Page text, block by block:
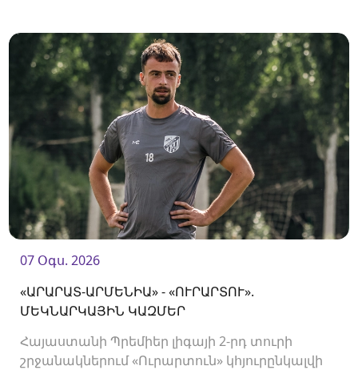
07 Օգս. 2026
«ԱՐԱՐԱՏ-ԱՐՄԵՆԻԱ» - «ՈՒՐԱՐՏՈՒ».
ՄԵԿՆԱՐԿԱՅԻՆ ԿԱԶՄԵՐ
Հայաստանի Պրեմիեր լիգայի 2-րդ տուրի
շրջանակներում «Ուրարտուն» կհյուրընկալվի